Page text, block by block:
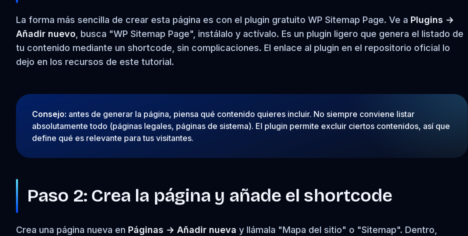
La forma más sencilla de crear esta página es con el plugin gratuito WP Sitemap Page. Ve a Plugins →
Añadir nuevo , busca "WP Sitemap Page", instálalo y actívalo. Es un plugin ligero que genera el listado de
tu contenido mediante un shortcode, sin complicaciones. El enlace al plugin en el repositorio oficial lo
dejo en los recursos de este tutorial.
Consejo: antes de generar la página, piensa qué contenido quieres incluir. No siempre conviene listar
absolutamente todo (páginas legales, páginas de sistema). El plugin permite excluir ciertos contenidos, así que
define qué es relevante para tus visitantes.
Paso 2: Crea la página y añade el shortcode
Crea una página nueva en Páginas → Añadir nueva y llámala "Mapa del sitio" o "Sitemap". Dentro,